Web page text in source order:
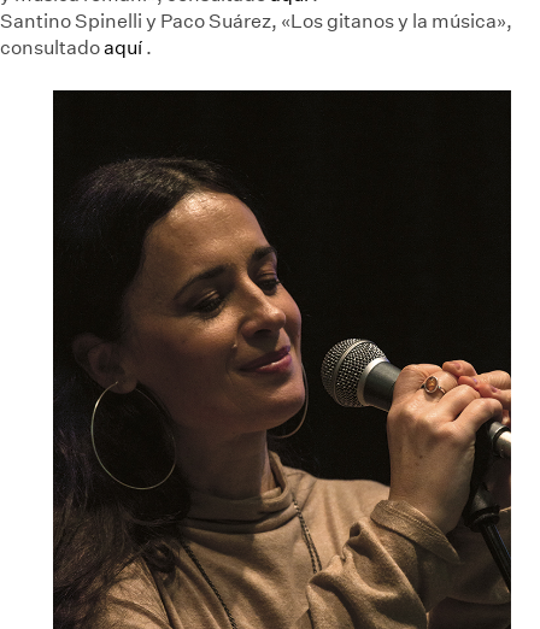
Santino Spinelli y Paco Suárez, «Los gitanos y la música»,
consultadoaquí .